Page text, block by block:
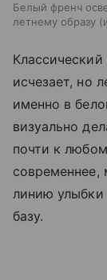
Белый френч
летнему образу
исчезает, но
именно в
визуально
почти к
линию улыбки
базу.